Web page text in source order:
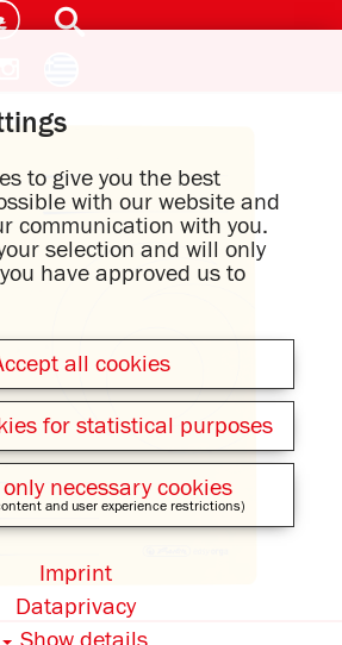
to give you the best
with our website and
communication with you.
selection and will only
have approved us to
all cookies
for statistical purposes
necessary cookies
and user experience restrictions)
Show details
Dataprivacy
Imprint